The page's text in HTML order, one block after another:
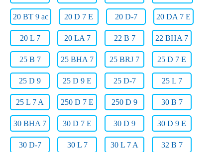
20 BT 9 ac 20 D 7 E 20 D-7 20 DA 7 E
20 L 7 20 LA 7 22 B 7 22 BHA 7
25 B 7 25 BHA 7 25 BRJ 7 25 D 7 E
25 D 9 25 D 9 E 25 D-7 25 L 7
25 L 7 A 250 D 7 E 250 D 9 30 B 7
30 BHA 7 30 D 7 E 30 D 9 30 D 9 E
30 D-7 30 L 7 30 L 7 A 32 B 7